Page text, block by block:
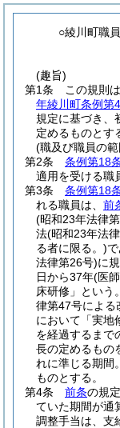
○綾川町職
(趣旨)
第1条
この規則は
年綾川町条例第
規定に基づき、
定めるものとす
(職及び職員の
第2条
条例第18
適用を受ける職
第3条
条例第18
れる職員は、 前
(昭和23年法律
法(昭和23年法
る者に限る。)
法律第26号)に
日から37年(医
床研修」という
律第47号による
において「実地
を経過するまで
長の定めるもの
れに準じる期間
ものとする。
第4条
前条の規
ていた期間が通
調整手当は、支